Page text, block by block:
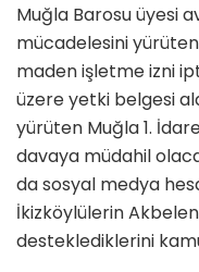
Muğla Barosu üyesi
mücadelesini
maden işletme izni
üzere yetki belgesi
yürüten Muğla 1.
davaya müdahil
da sosyal medya
İkizköylülerin
desteklediklerini